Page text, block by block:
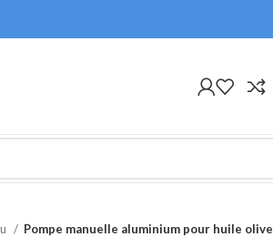
Pompe manuelle aluminium pour huile olive